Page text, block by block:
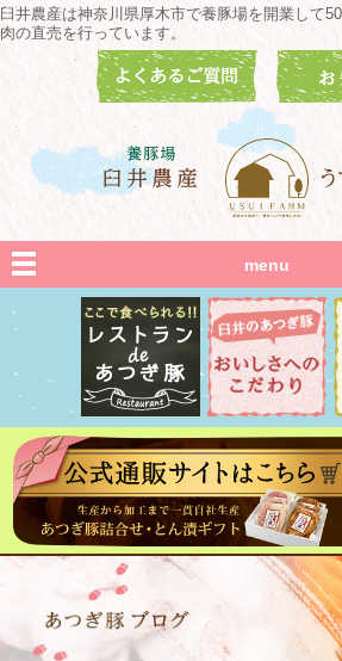
臼井農産は神奈川県厚木市で養豚場を開業して
肉の直売を行っています。
menu